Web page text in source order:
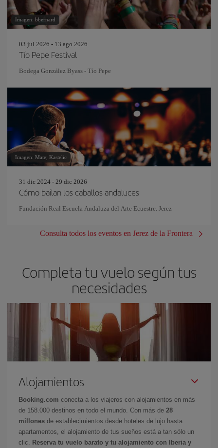
Imagen: bbernard
03 jul 2026 - 13 ago 2026
Tío Pepe Festival
Bodega González Byass - Tío Pepe
Imagen: Matej Kastelic
31 dic 2024 - 29 dic 2026
Cómo bailan los caballos andaluces
Fundación Real Escuela Andaluza del Arte Ecuestre. Jerez
Consulta todos los eventos en Jerez de la Frontera
Completa tu vuelo según tus
necesidades
Alojamientos
Booking.com conecta a los viajeros con alojamientos en más
de 158.000 destinos en todo el mundo. Con más de 28
millones de establecimientos desde hoteles de lujo hasta
apartamentos, el alojamiento de tus sueños está a tan sólo un
clic.
Reserva tu vuelo barato y tu alojamiento con Iberia y